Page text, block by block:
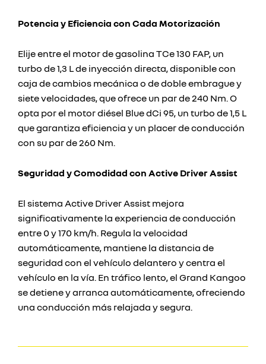
Potencia y Eficiencia con Cada Motorización
Elije entre el motor de gasolina TCe 130 FAP, un
turbo de 1,3 L de inyección directa, disponible con
caja de cambios mecánica o de doble embrague y
siete velocidades, que ofrece un par de 240 Nm. O
opta por el motor diésel Blue dCi 95, un turbo de 1,5 L
que garantiza eficiencia y un placer de conducción
con su par de 260 Nm.
Seguridad y Comodidad con Active Driver Assist
El sistema Active Driver Assist mejora
significativamente la experiencia de conducción
entre 0 y 170 km/h. Regula la velocidad
automáticamente, mantiene la distancia de
seguridad con el vehículo delantero y centra el
vehículo en la vía. En tráfico lento, el Grand Kangoo
se detiene y arranca automáticamente, ofreciendo
una conducción más relajada y segura.